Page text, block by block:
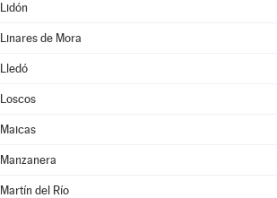
Lidón
Linares de Mora
Lledó
Loscos
Maicas
Manzanera
Martín del Río